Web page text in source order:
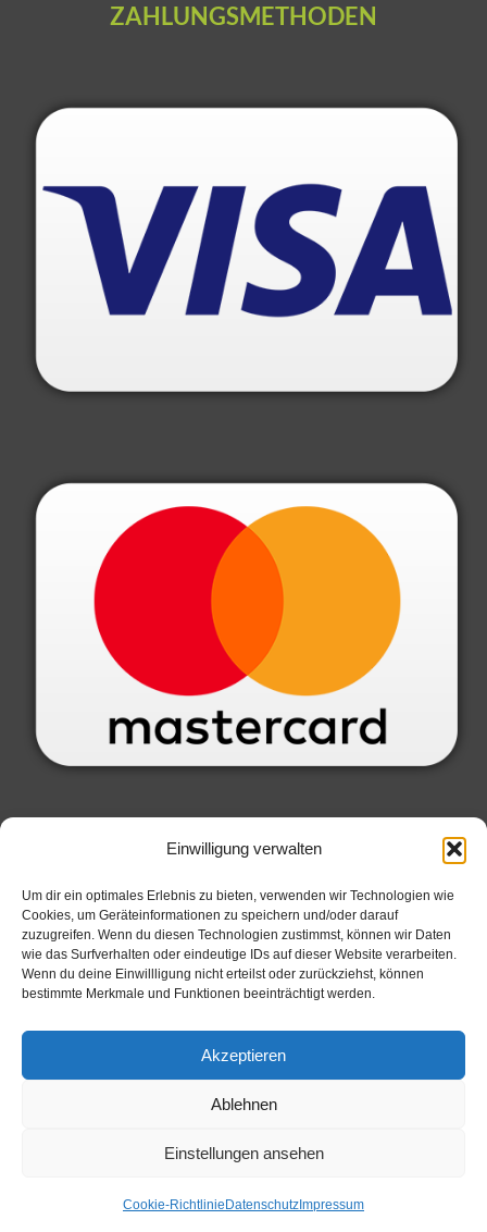
Einwilligung verwalten
Um dir ein optimales Erlebnis zu bieten, verwenden wir Technologien wie
Cookies, um Geräteinformationen zu speichern und/oder darauf
zuzugreifen. Wenn du diesen Technologien zustimmst, können wir Daten
wie das Surfverhalten oder eindeutige IDs auf dieser Website verarbeiten.
Wenn du deine Einwillligung nicht erteilst oder zurückziehst, können
bestimmte Merkmale und Funktionen beeinträchtigt werden.
Akzeptieren
Ablehnen
Einstellungen ansehen
Cookie-Richtlinie Datenschutz Impressum
ZAHLUNGSMETHODEN
SERVICE INFORMATIONEN
Datenschutzbelehrung
Widerrufsbelehrung
Allgemeine Geschäftsbedingungen
Zahlungsarten
Cookie Richtlinie
© 2026